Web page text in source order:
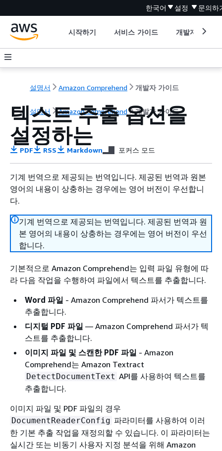
한국어 설정 문의하
시작하기 서비스 가이드 개발자 도구
설명서 Amazon Comprehend 개발자 가이드
설명서 Amazon Comprehend 개발자 가이드
텍스트 추출 옵션을
설정하는
PDF RSS Markdown 포커스 모드
기계 번역으로 제공되는 번역입니다. 제공된 번역과 원본
영어의 내용이 상충하는 경우에는 영어 버전이 우선합니
다.
기계 번역으로 제공되는 번역입니다. 제공된 번역과 원
본 영어의 내용이 상충하는 경우에는 영어 버전이 우선
합니다.
기본적으로 Amazon Comprehend는 입력 파일 유형에 따
라 다음 작업을 수행하여 파일에서 텍스트를 추출합니다.
Word 파일 - Amazon Comprehend 파서가 텍스트를
추출합니다.
디지털 PDF 파일 — Amazon Comprehend 파서가 텍
스트를 추출합니다.
이미지 파일 및 스캔한 PDF 파일 - Amazon
Comprehend는 Amazon Textract
DetectDocumentText API를 사용하여 텍스트를
추출합니다.
이미지 파일 및 PDF 파일의 경우
DocumentReaderConfig 파라미터를 사용하여 이러
한 기본 추출 작업을 재정의할 수 있습니다. 이 파라미터는
실시간 또는 비동기 사용자 지정 분석을 위해 Amazon